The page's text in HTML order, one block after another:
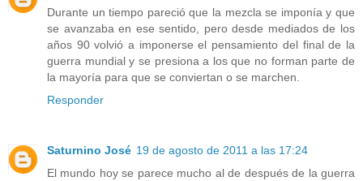
Durante un tiempo pareció que la mezcla se imponía y que
se avanzaba en ese sentido, pero desde mediados de los
años 90 volvió a imponerse el pensamiento del final de la
guerra mundial y se presiona a los que no forman parte de
la mayoría para que se conviertan o se marchen.
Responder
Saturnino José 19 de agosto de 2011 a las 17:24
El mundo hoy se parece mucho al de después de la guerra